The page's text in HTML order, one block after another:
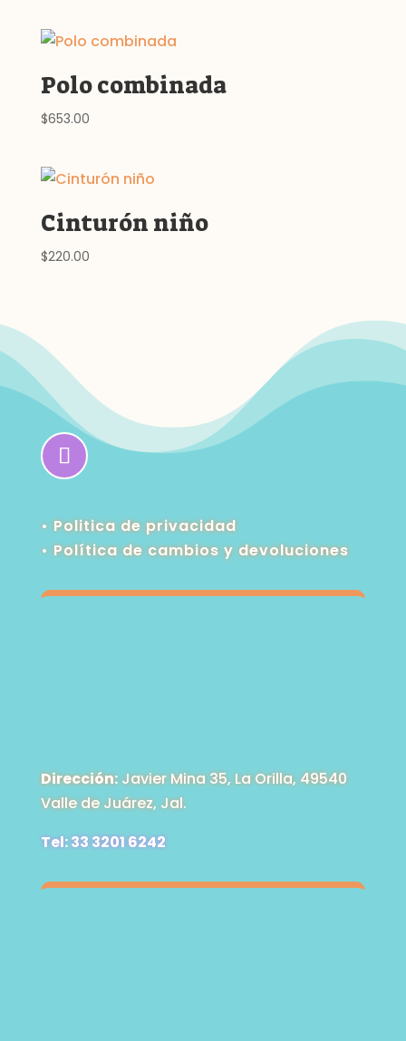
Polo combinada
$653.00
Cinturón niño
$220.00
• Politica de privacidad
•Política de cambios y devoluciones
Dirección:Javier Mina 35, La Orilla, 49540
Valle de Juárez, Jal.
Tel: 33 3201 6242